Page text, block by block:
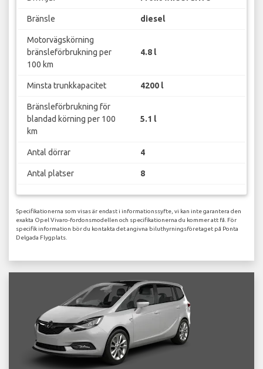
Bränsle diesel
Motorvägskörning
bränsleförbrukning per
100 km
4.8 l
Minsta trunkkapacitet 4200 l
Bränsleförbrukning för
blandad körning per 100
km
5.1 l
Antal dörrar 4
Antal platser 8
Specifikationerna som visas är endast i informationssyfte, vi kan inte garantera den
exakta Opel Vivaro-fordonsmodellen och specifikationerna du kommer att få. För
specifik information bör du kontakta det angivna biluthyrningsföretaget på Ponta
Delgada Flygplats.